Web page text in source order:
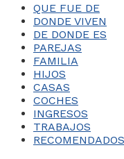
QUE FUE DE
DONDE VIVEN
DE DONDE ES
PAREJAS
FAMILIA
HIJOS
CASAS
COCHES
INGRESOS
TRABAJOS
RECOMENDADOS